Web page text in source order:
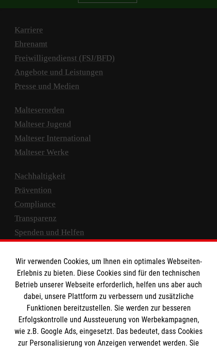
Karriere
Ehrenamt
Freiwilligendienst (FSJ/BFD)
Angebote und Leistungen
Presse und Medien
Malteserorden
Malteser Jugend
Malteser International
Malteser Werke
Nachhaltigkeit
Prävention
Compliance
Transparenz
Spenden und Helfen
Empfänger: Malteser Hilfsdienst e.V.
IBAN: DE10 3706 0120 1201 2000 12
BIC: GENODED 1PA7
Wir verwenden Cookies, um Ihnen ein optimales Webseiten-
Erlebnis zu bieten. Diese Cookies sind für den technischen
Betrieb unserer Webseite erforderlich, helfen uns aber auch
dabei, unsere Plattform zu verbessern und zusätzliche
Funktionen bereitzustellen. Sie werden zur besseren
Erfolgskontrolle und Aussteuerung von Werbekampagnen,
wie z.B. Google Ads, eingesetzt. Das bedeutet, dass Cookies
zur Personalisierung von Anzeigen verwendet werden. Sie